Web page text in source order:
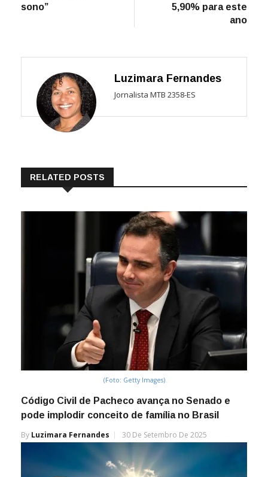
sono”
5,90% para este
ano
Luzimara Fernandes
Jornalista MTB 2358-ES
RELATED POSTS
(Foto: Getty Images)
Código Civil de Pacheco avança no Senado e
pode implodir conceito de família no Brasil
By Luzimara Fernandes 30 De Setembro De 2025